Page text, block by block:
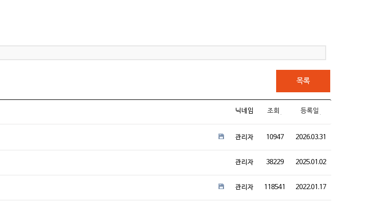
목록
닉네임 조회 등록일
관리자 10947 2026.03.31
관리자 38229 2025.01.02
관리자 118541 2022.01.17